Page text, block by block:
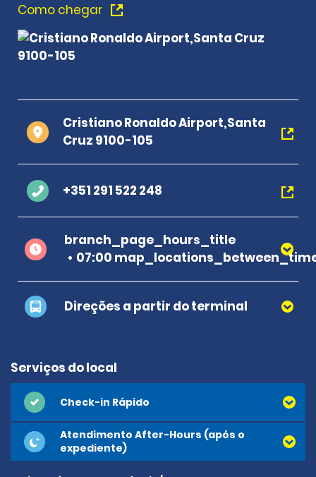
Como chegar
Cristiano Ronaldo Airport,Santa
Cruz 9100-105
+351 291 522 248
branch_page_hours_title
07:00
Direções a partir do terminal
Serviços do local
Check-in Rápido
Atendimento After-Hours (após o
expediente)